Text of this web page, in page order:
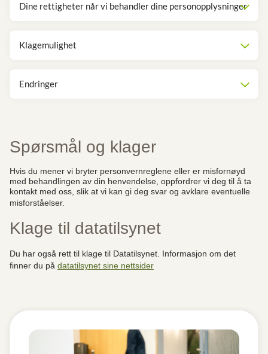
Dine rettigheter når vi behandler dine personopplysninger
Klagemulighet
Endringer
Spørsmål og klager
Hvis du mener vi bryter personvernreglene eller er misfornøyd
med behandlingen av din henvendelse, oppfordrer vi deg til å ta
kontakt med oss, slik at vi kan gi deg svar og avklare eventuelle
misforståelser.
Klage til datatilsynet
Du har også rett til klage til Datatilsynet. Informasjon om det
finner du på datatilsynet sine nettsider